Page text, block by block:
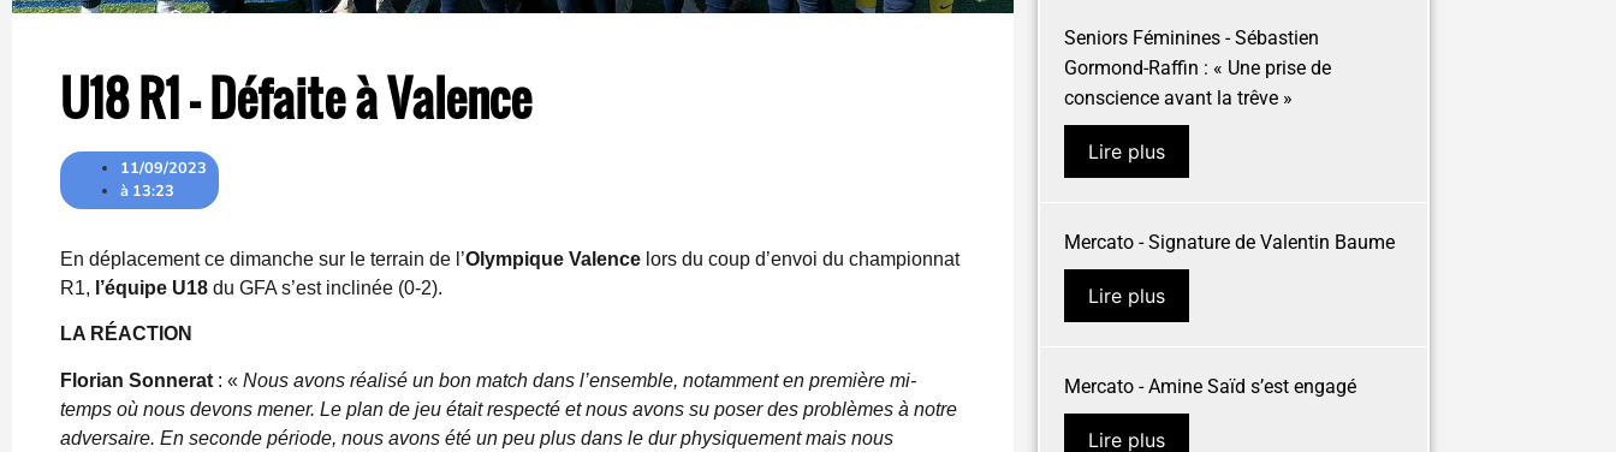
U18 R1 – Défaite à Valence
11/09/2023
à 13:23
En déplacement ce dimanche sur le terrain de l’Olympique Valence lors du coup d’envoi du championnat
R1, l’équipe U18 du GFA s’est inclinée (0-2).
LA RÉACTION
Florian Sonnerat : « Nous avons réalisé un bon match dans l’ensemble, notamment en première mi-
temps où nous devons mener. Le plan de jeu était respecté et nous avons su poser des problèmes à notre
adversaire. En seconde période, nous avons été un peu plus dans le dur physiquement mais nous
Seniors Féminines - Sébastien
Gormond-Raffin : « Une prise de
conscience avant la trêve »
Lire plus
Mercato - Signature de Valentin Baume
Lire plus
Mercato - Amine Saïd s’est engagé
Lire plus